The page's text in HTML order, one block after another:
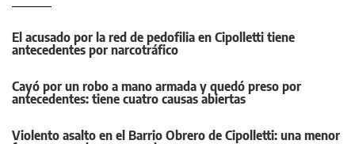
El acusado por la red de pedofilia en Cipolletti tiene
antecedentes por narcotráfico
Cayó por un robo a mano armada y quedó preso por
antecedentes: tiene cuatro causas abiertas
Violento asalto en el Barrio Obrero de Cipolletti: una menor